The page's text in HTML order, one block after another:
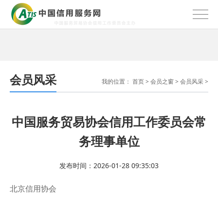
会员风采 我的位置： 首页> 会员之窗> 会员风采>
中国服务贸易协会信用工作委员会常
务理事单位
发布时间：2026-01-28 09:35:03
北京信用协会